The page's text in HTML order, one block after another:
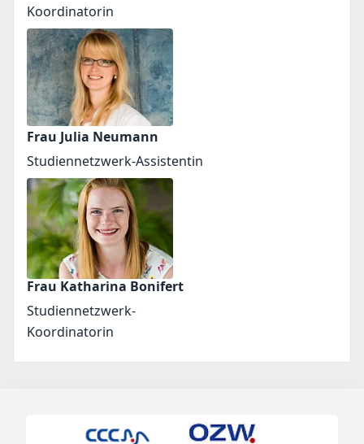
Koordinatorin
Frau Julia Neumann
Studiennetzwerk-Assistentin
Frau Katharina Bonifert
Studiennetzwerk-
Koordinatorin